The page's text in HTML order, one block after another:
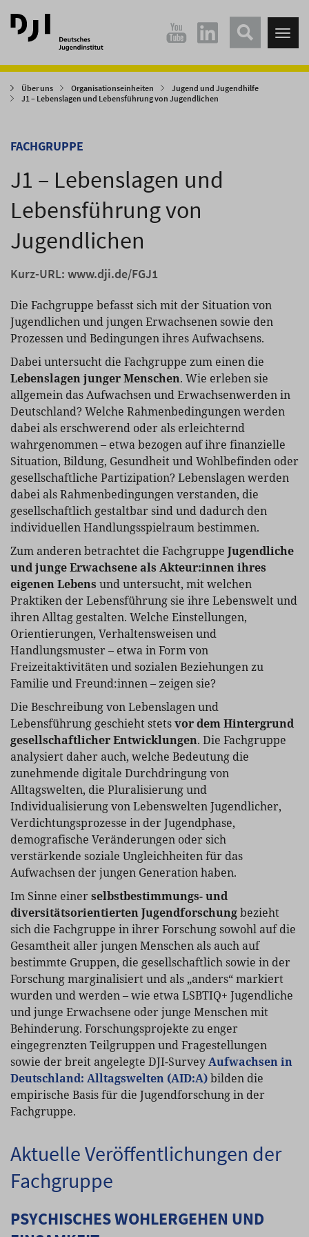
Direkt
zum
Hauptinhalt
Direkt
zum
Hauptmenü
Über uns Organisationseinheiten
Jugend und Jugendhilfe
J1 – Lebenslagen und Lebensführung von Jugendlichen
FACHGRUPPE
J1 – Lebenslagen und
Lebensführung von
Jugendlichen
Kurz-URL: www.dji.de/FGJ1
Die Fachgruppe befasst sich mit der Situation von
Jugendlichen und jungen Erwachsenen sowie den
Prozessen und Bedingungen ihres Aufwachsens.
Dabei untersucht die Fachgruppe zum einen die
Lebenslagen junger Menschen. Wie erleben sie
allgemein das Aufwachsen und Erwachsenwerden in
Deutschland? Welche Rahmenbedingungen werden
dabei als erschwerend oder als erleichternd
wahrgenommen – etwa bezogen auf ihre finanzielle
Situation, Bildung, Gesundheit und Wohlbefinden oder
gesellschaftliche Partizipation? Lebenslagen werden
dabei als Rahmenbedingungen verstanden, die
gesellschaftlich gestaltbar sind und dadurch den
individuellen Handlungsspielraum bestimmen.
Zum anderen betrachtet die Fachgruppe Jugendliche
und junge Erwachsene als Akteur:innen ihres
eigenen Lebens und untersucht, mit welchen
Praktiken der Lebensführung sie ihre Lebenswelt und
ihren Alltag gestalten. Welche Einstellungen,
Orientierungen, Verhaltensweisen und
Handlungsmuster – etwa in Form von
Freizeitaktivitäten und sozialen Beziehungen zu
Familie und Freund:innen – zeigen sie?
Die Beschreibung von Lebenslagen und
Lebensführung geschieht stetsvor dem Hintergrund
gesellschaftlicher Entwicklungen. Die Fachgruppe
analysiert daher auch, welche Bedeutung die
zunehmende digitale Durchdringung von
Alltagswelten, die Pluralisierung und
Individualisierung von Lebenswelten Jugendlicher,
Verdichtungsprozesse in der Jugendphase,
demografische Veränderungen oder sich
verstärkende soziale Ungleichheiten für das
Aufwachsen der jungen Generation haben.
Im Sinne einer selbstbestimmungs- und
diversitätsorientierten Jugendforschungbezieht
sich die Fachgruppe in ihrer Forschung sowohl auf die
Gesamtheit aller jungen Menschen als auch auf
bestimmte Gruppen, die gesellschaftlich sowie in der
Forschung marginalisiert und als „anders“ markiert
wurden und werden – wie etwa LSBTIQ+ Jugendliche
und junge Erwachsene oder junge Menschen mit
Behinderung. Forschungsprojekte zu enger
eingegrenzten Teilgruppen und Fragestellungen
sowie der breit angelegte DJI-SurveyAufwachsen in
Deutschland: Alltagswelten (AID:A)bilden die
empirische Basis für die Jugendforschung in der
Fachgruppe.
Aktuelle Veröffentlichungen der
Fachgruppe
PSYCHISCHES WOHLERGEHEN UND